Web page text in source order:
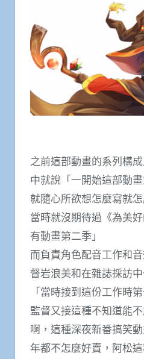
之前這部動畫的系列構
中就說「一開始這部動
就隨心所欲想怎麼寫就
當時就沒期待過《為美
有動畫第二季」
而負責角色配音工作和
督岩浪美和在雜誌採訪
「當時接到這份工作時
監督又接這種不知道能
啊，這種深夜新番搞笑
年都不怎麼好賣，阿松